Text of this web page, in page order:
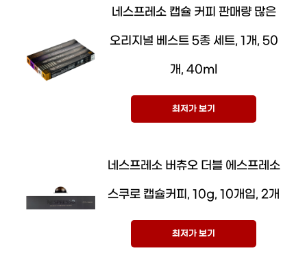
네스프레소 캡슐 커피 판매량 많은
오리지널 베스트 5종 세트, 1개, 50
개, 40ml
최저가 보기
네스프레소 버츄오 더블 에스프레소
스쿠로 캡슐커피, 10g, 10개입, 2개
최저가 보기